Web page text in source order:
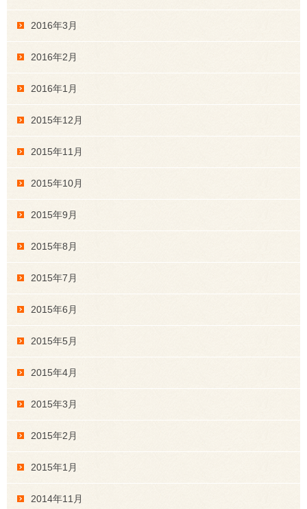
2016年3月
2016年2月
2016年1月
2015年12月
2015年11月
2015年10月
2015年9月
2015年8月
2015年7月
2015年6月
2015年5月
2015年4月
2015年3月
2015年2月
2015年1月
2014年11月